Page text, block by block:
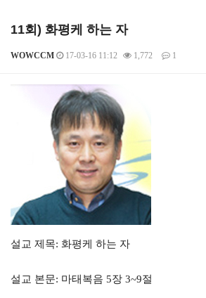
11회) 화평케 하는 자
WOWCCM 17-03-16 11:12 1,772 1
설교 제목: 화평케 하는 자
설교 본문: 마태복음 5장 3~9절